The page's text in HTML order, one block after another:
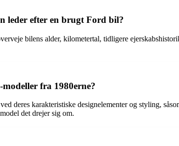
leder efter en brugt Ford bil?
bilens alder, kilometertal, tidligere
fra 1980erne?
deres karakteristiske designelementer og styling,
det drejer sig om.